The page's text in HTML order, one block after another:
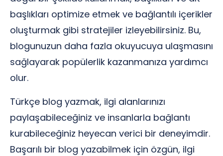
başlıkları optimize etmek ve bağlantılı içerikler
oluşturmak gibi stratejiler izleyebilirsiniz. Bu,
blogunuzun daha fazla okuyucuya ulaşmasını
sağlayarak popülerlik kazanmanıza yardımcı
olur.
Türkçe blog yazmak, ilgi alanlarınızı
paylaşabileceğiniz ve insanlarla bağlantı
kurabileceğiniz heyecan verici bir deneyimdir.
Başarılı bir blog yazabilmek için özgün, ilgi